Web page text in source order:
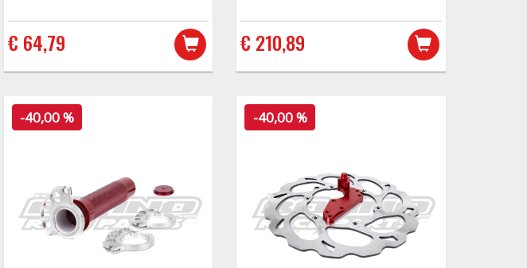
€ 64,79 € 210,89
-40,00 % -40,00 %